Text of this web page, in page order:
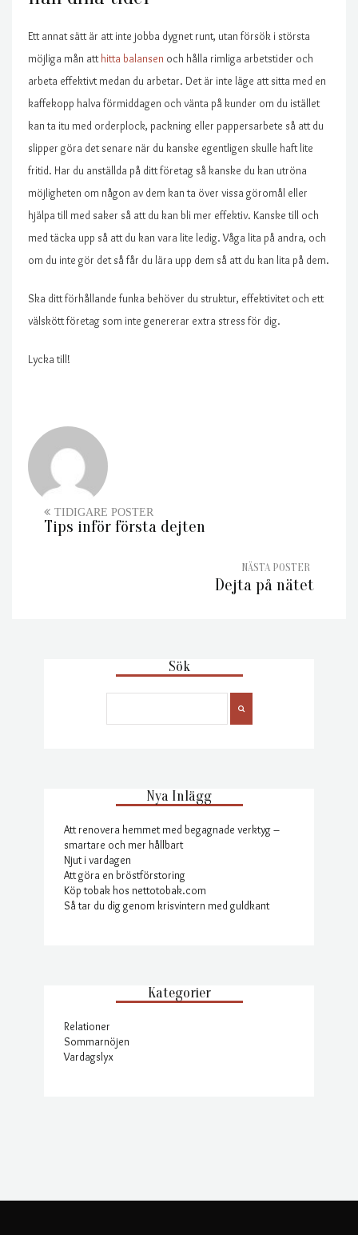
Ett annat sätt är att inte jobba dygnet runt, utan försök i största
möjliga mån att hitta balansen och hålla rimliga arbetstider och
arbeta effektivt medan du arbetar. Det är inte läge att sitta med en
kaffekopp halva förmiddagen och vänta på kunder om du istället
kan ta itu med orderplock, packning eller pappersarbete så att du
slipper göra det senare när du kanske egentligen skulle haft lite
fritid. Har du anställda på ditt företag så kanske du kan utröna
möjligheten om någon av dem kan ta över vissa göromål eller
hjälpa till med saker så att du kan bli mer effektiv. Kanske till och
med täcka upp så att du kan vara lite ledig. Våga lita på andra, och
om du inte gör det så får du lära upp dem så att du kan lita på dem.
Ska ditt förhållande funka behöver du struktur, effektivitet och ett
välskött företag som inte genererar extra stress för dig.
Lycka till!
Tips inför första dejten
Dejta på nätet
Sök
Nya Inlägg
Att renovera hemmet med begagnade verktyg –
smartare och mer hållbart
Njut i vardagen
Att göra en bröstförstoring
Köp tobak hos nettotobak.com
Så tar du dig genom krisvintern med guldkant
Kategorier
Relationer
Sommarnöjen
Vardagslyx